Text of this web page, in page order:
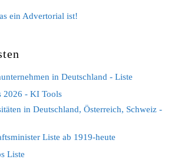
ein Advertorial ist!
in Deutschland - Liste
2026 - KI Tools
in Deutschland, Österreich, Schweiz -
Liste ab 1919-heute
Liste